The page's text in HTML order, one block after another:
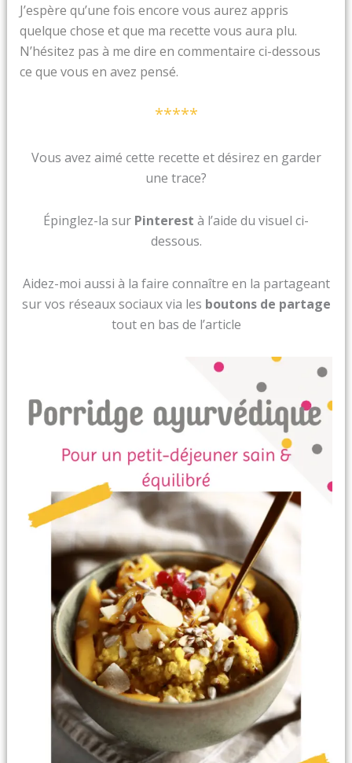
J’espère qu’une fois encore vous aurez appris
quelque chose et que ma recette vous aura plu.
N’hésitez pas à me dire en commentaire ci-dessous
ce que vous en avez pensé.
*****
Vous avez aimé cette recette et désirez en garder
une trace?
Épinglez-la sur Pinterest à l’aide du visuel ci-
dessous.
Aidez-moi aussi à la faire connaître en la partageant
sur vos réseaux sociaux via les boutons de partage
tout en bas de l’article